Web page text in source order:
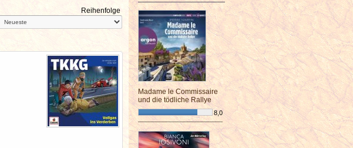
Reihenfolge
Madame le Commissaire
und die tödliche Rallye
8,0
¯¯¯¯¯¯¯¯¯¯¯¯¯¯¯¯¯¯¯¯¯¯¯¯